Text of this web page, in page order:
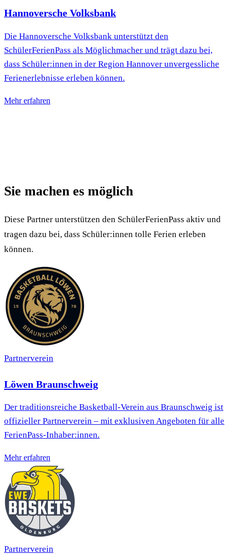
Hannoversche Volksbank
Die Hannoversche Volksbank unterstützt den
SchülerFerienPass als Möglichmacher und trägt dazu bei,
dass Schüler:innen in der Region Hannover unvergessliche
Ferienerlebnisse erleben können.
Mehr erfahren
Sie machen es möglich
Diese Partner unterstützen den SchülerFerienPass aktiv und
tragen dazu bei, dass Schüler:innen tolle Ferien erleben
können.
Partnerverein
Löwen Braunschweig
Der traditionsreiche Basketball-Verein aus Braunschweig ist
offizieller Partnerverein – mit exklusiven Angeboten für alle
FerienPass-Inhaber:innen.
Mehr erfahren
Partnerverein